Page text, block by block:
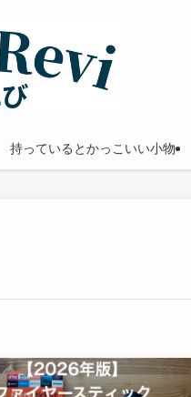
持っているとかっこいい小物